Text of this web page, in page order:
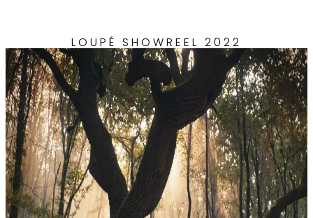
LOUPÉ SHOWREEL 2022